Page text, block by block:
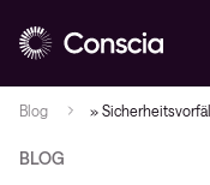
Blog »
BLOG